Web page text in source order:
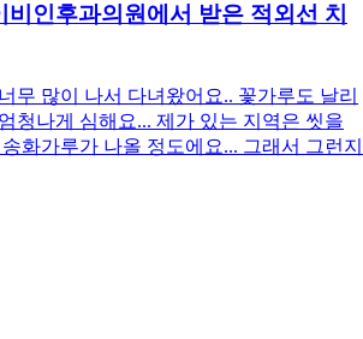
비인후과의원에서 받은 적외선 치
무 많이 나서 다녀왔어요.. 꽃가루도 날리
청나게 심해요... 제가 있는 지역은 씻을
화가루가 나올 정도에요... 그래서 그런지